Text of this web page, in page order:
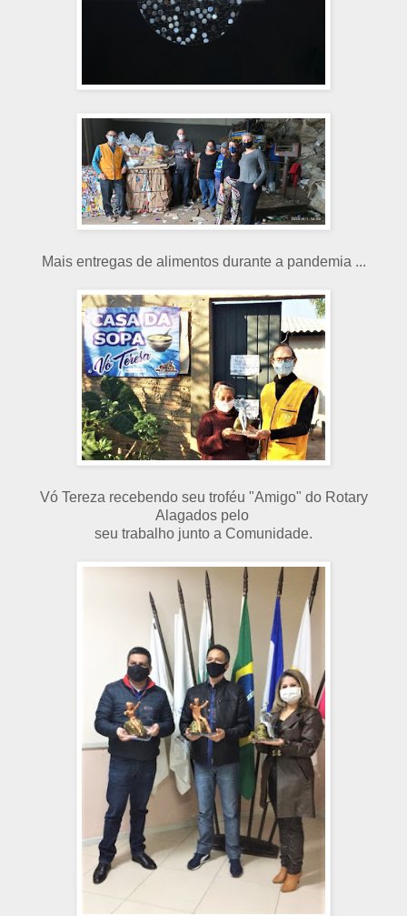
Mais entregas de alimentos durante a pandemia ...
Vó Tereza recebendo seu troféu "Amigo" do Rotary
Alagados pelo
seu trabalho junto a Comunidade.